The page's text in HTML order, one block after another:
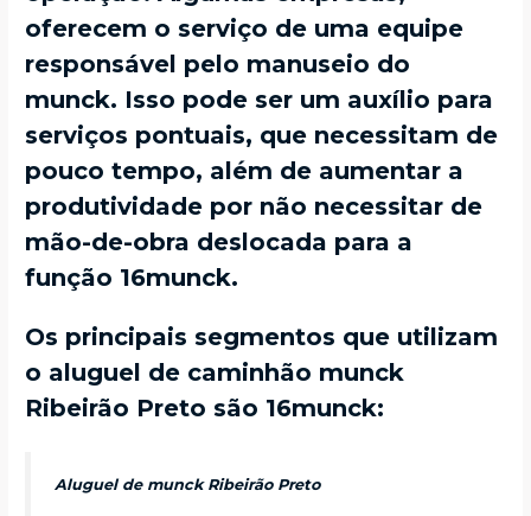
oferecem o serviço de uma equipe
responsável pelo manuseio do
munck. Isso pode ser um auxílio para
serviços pontuais, que necessitam de
pouco tempo, além de aumentar a
produtividade por não necessitar de
mão-de-obra deslocada para a
função 16munck.
Os principais segmentos que utilizam
o aluguel de caminhão munck
Ribeirão Preto são 16munck:
Aluguel de munck Ribeirão Preto